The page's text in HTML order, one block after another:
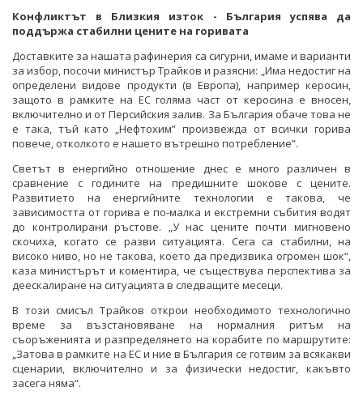
Конфликтът в Близкия изток - България успява да
поддържа стабилни цените на горивата
Доставките за нашата рафинерия са сигурни, имаме и варианти
за избор, посочи министър Трайков и разясни: „Има недостиг на
определени видове продукти (в Европа), например керосин,
защото в рамките на ЕС голяма част от керосина е вносен,
включително и от Персийския залив. За България обаче това не
е така, тъй като „Нефтохим” произвежда от всички горива
повече, отколкото е нашето вътрешно потребление”.
Светът в енергийно отношение днес е много различен в
сравнение с годините на предишните шокове с цените.
Развитието на енергийните технологии е такова, че
зависимостта от горива е по-малка и екстремни събития водят
до контролирани ръстове. „У нас цените почти мигновено
скочиха, когато се разви ситуацията. Сега са стабилни, на
високо ниво, но не такова, което да предизвика огромен шок“,
каза министърът и коментира, че съществува перспектива за
деескалиране на ситуацията в следващите месеци.
В този смисъл Трайков открои необходимото технологично
време за възстановяване на нормалния ритъм на
съоръженията и разпределянето на корабите по маршрутите:
„Затова в рамките на ЕС и ние в България се готвим за всякакви
сценарии, включително и за физически недостиг, какъвто
засега няма“.